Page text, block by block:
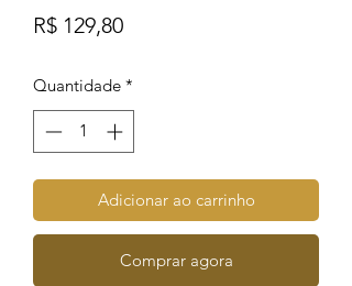
R$ 129,80Preço
Quantidade *
Adicionar ao carrinho
Comprar agora